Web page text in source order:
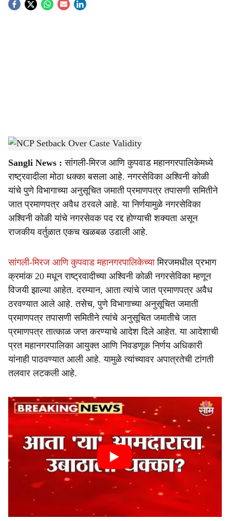
S
a
r
e
NCP Setback Over Caste Validity-sarkarnama
Sangli News : सांगली-मिरज आणि कुपवाड महानगरपालिकेमध्ये
राष्ट्रवादीला मोठा धक्का बसला आहे. नगरसेविका अश्विनी कोळी
यांचे पुणे विभागाच्या अनुसूचित जमाती प्रमाणपत्र तपासणी समितीने
जात प्रमाणपत्र अवैध ठरवले आहे. या निर्णयामुळे नगरसेविका
अश्विनी कोळी यांचे नगरसेवक पद रद्द होण्याची शक्यता असून
राजकीय वर्तुळात एकच खळबळ उडाली आहे.
सांगली-मिरज आणि कुपवाड महानगरपालिकेच्यामिरजमधील प्रभाग
क्रमांक 20 मधून राष्ट्रवादीच्या अश्विनी कोळी नगरसेविका म्हणून
विजयी झाल्या आहेत. दरम्यान, आता त्यांचे जात प्रमाणपत्र अवैध
ठरवण्यात आले आहे. तसेच, पुणे विभागाच्या अनुसूचित जमाती
प्रमाणपत्र तपासणी समितीने त्यांचे अनुसूचित जमातीचे जात
प्रमाणपत्र तात्काळ जप्त करण्याचे आदेश दिले आहेत. या आदेशाची
प्रत महानगरपालिका आयुक्त आणि निवडणूक निर्णय अधिकारी
यांनाही पाठवण्यात आली आहे. यामुळे त्यांच्यावर अपात्रतेची टांगती
तलवार लटकली आहे.